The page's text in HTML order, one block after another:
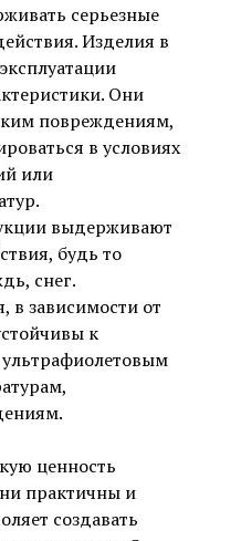
серьезные
Изделия в
Они
повреждениям,
в условиях
или
выдерживают
будь то
снег.
в зависимости от
к
ценность
практичны и
создавать